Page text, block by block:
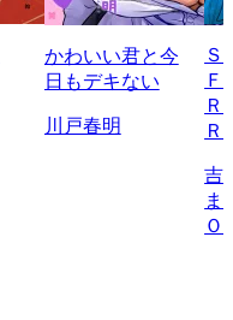
かわいい君と今
日もデキない
川戸春明
Ｆ
Ｒ
吉
ま
Ｏ